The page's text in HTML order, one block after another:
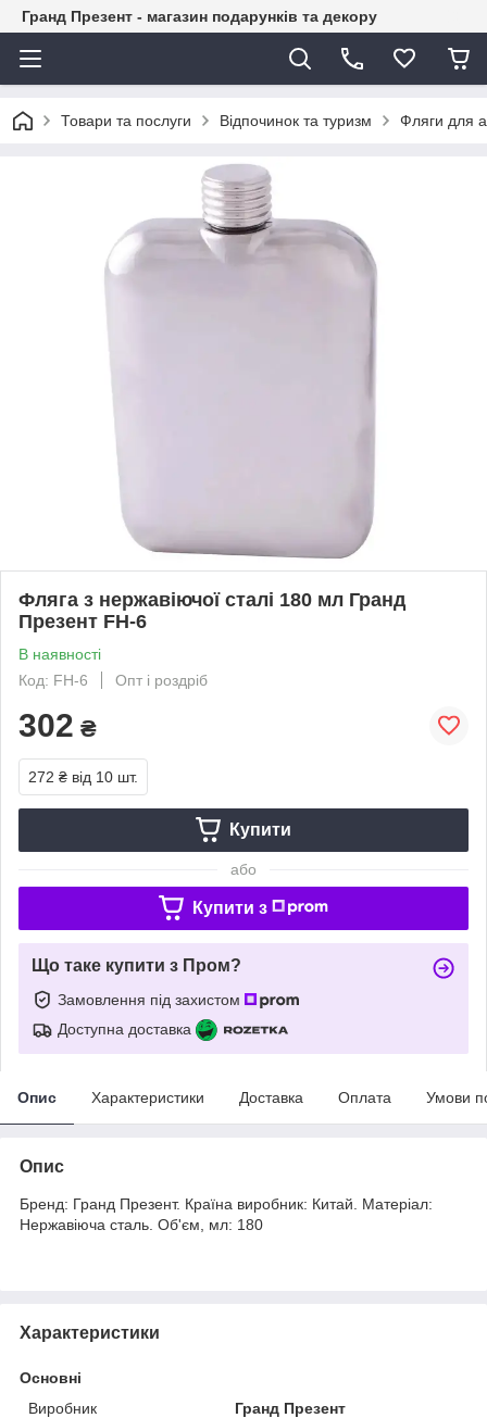
Гранд Презент - магазин подарунків та декору
Товари та послуги Відпочинок та туризм Фляги для
Фляга з нержавіючої сталі 180 мл Гранд
Презент FH-6
В наявності
Код: FH-6
Опт і роздріб
302 ₴
272 ₴ від 10 шт.
Купити
або
Купити з
Що таке купити з Пром?
Замовлення під захистом
Доступна доставка
Опис Характеристики Доставка Оплата Умови
Опис
Бренд: Гранд Презент. Країна виробник: Китай. Матеріал:
Нержавіюча сталь. Об'єм, мл: 180
Характеристики
Основні
Виробник
Гранд Презент